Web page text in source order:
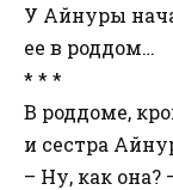
У Айнуры
ее в роддом…
* * *
В роддоме,
и сестра
– Ну, как она?